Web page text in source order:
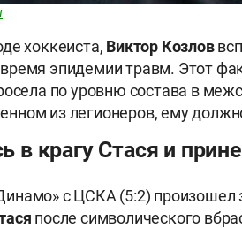
хоккеиста, Виктор Козлов
эпидемии травм. Этот
по уровню состава в
из легионеров, ему
в крагу Стася и
с ЦСКА (5:2) произошел
после символического